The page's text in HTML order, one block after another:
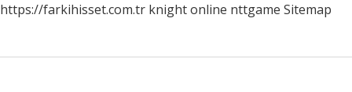
https://farkihisset.com.tr knight online nttgame Sitemap